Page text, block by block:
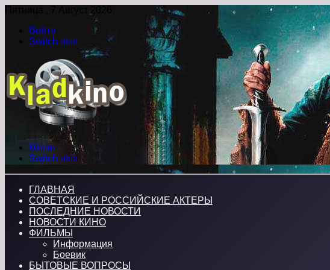
Пятница , 7 Август 2026
Войти
Switch skin
Меню
Switch skin
ГЛАВНАЯ
СОВЕТСКИЕ И РОССИЙСКИЕ АКТЕРЫ
ПОСЛЕДНИЕ НОВОСТИ
НОВОСТИ КИНО
ФИЛЬМЫ
Информация
Боевик
БЫТОВЫЕ ВОПРОСЫ